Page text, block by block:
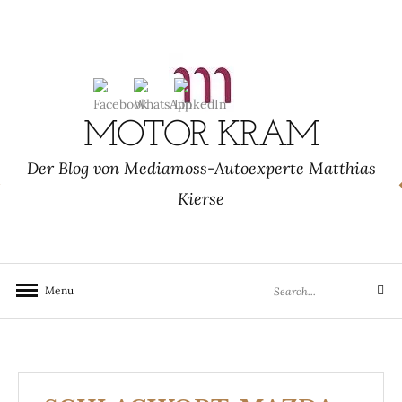
MOTOR KRAM
Der Blog von Mediamoss-Autoexperte Matthias
Kierse
Menu
for:
Search